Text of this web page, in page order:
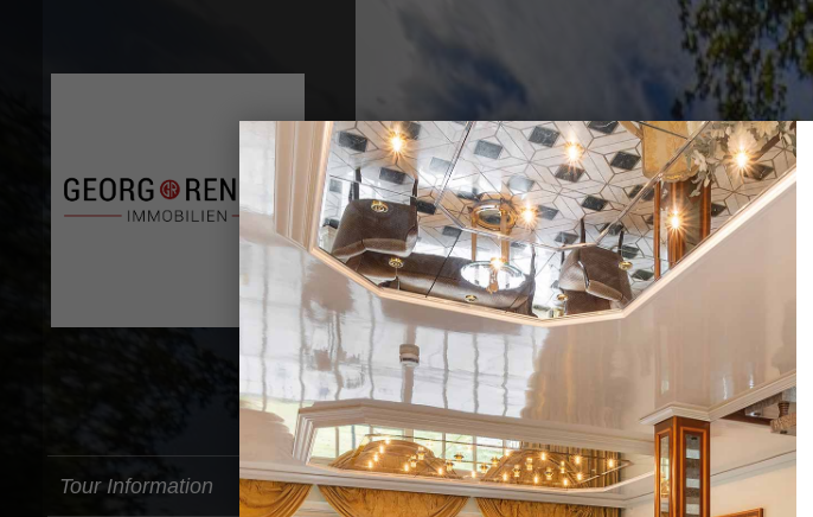
Tour Information